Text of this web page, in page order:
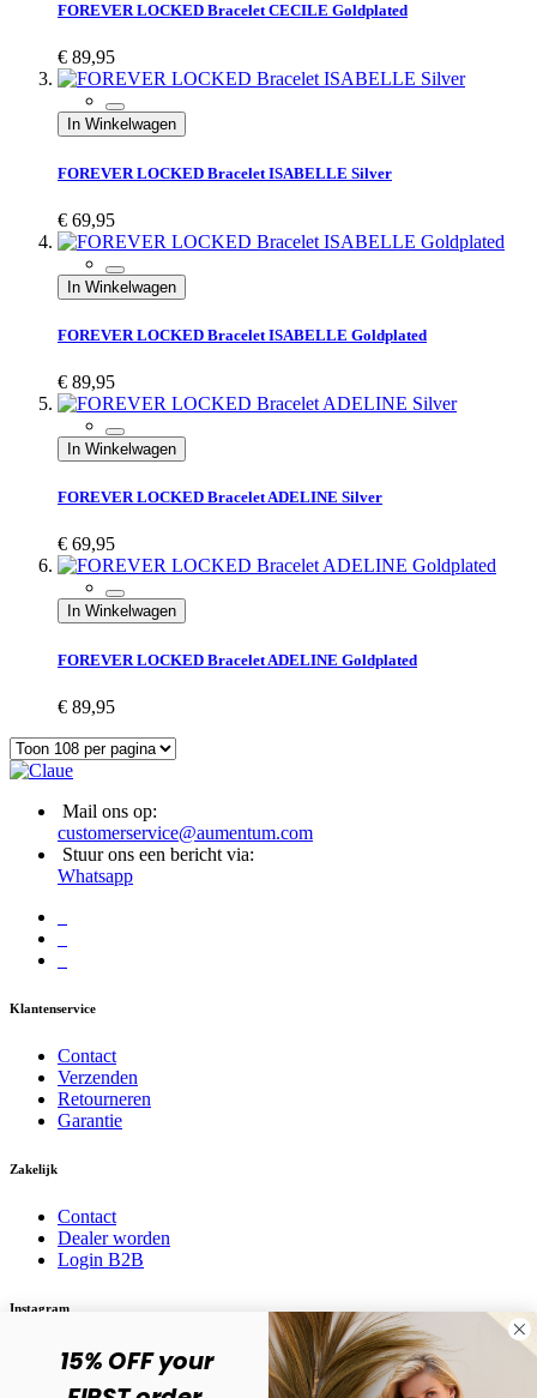
FOREVER LOCKED Bracelet CECILE Goldplated
€ 89,95
In Winkelwagen
FOREVER LOCKED Bracelet ISABELLE Silver
€ 69,95
In Winkelwagen
FOREVER LOCKED Bracelet ISABELLE Goldplated
€ 89,95
In Winkelwagen
FOREVER LOCKED Bracelet ADELINE Silver
€ 69,95
In Winkelwagen
FOREVER LOCKED Bracelet ADELINE Goldplated
€ 89,95
Mail ons op:
customerservice@aumentum.com
Stuur ons een bericht via:
Whatsapp
Klantenservice
Contact
Verzenden
Retourneren
Garantie
Zakelijk
Contact
Dealer worden
Login B2B
Instagram
Volg ons op social media! @karma.jewelry
15% OFF your